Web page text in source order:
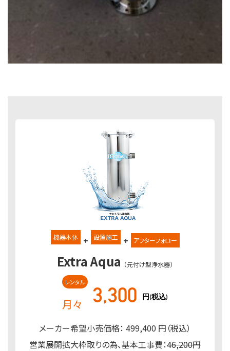
機器本体 + 設置施工 + アフターフォロー
Extra Aqua （元付け型浄水器）
レンタル
月々 3,300 円(税込)
メーカー希望小売価格： 499,400 円（税込）
営業展開拡大枠取りの為、基本工事費：46,200円